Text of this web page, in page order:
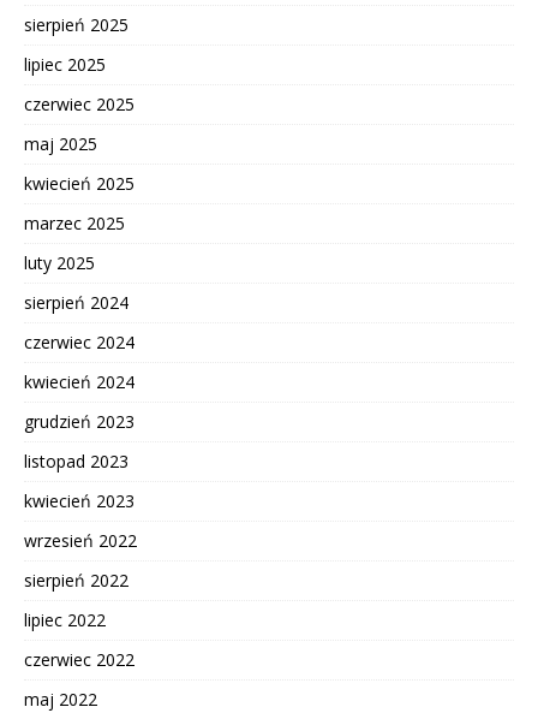
sierpień 2025
lipiec 2025
czerwiec 2025
maj 2025
kwiecień 2025
marzec 2025
luty 2025
sierpień 2024
czerwiec 2024
kwiecień 2024
grudzień 2023
listopad 2023
kwiecień 2023
wrzesień 2022
sierpień 2022
lipiec 2022
czerwiec 2022
maj 2022